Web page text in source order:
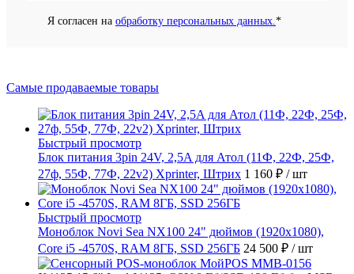
Я согласен на обработку персональных данных.*
Самые продаваемые товары
Быстрый просмотр
Блок питания 3pin 24V, 2,5A для Атол (11Ф, 22Ф, 25Ф,
27ф, 55Ф, 77Ф, 22v2) Xprinter, Штрих 1 160 ₽ / шт
Быстрый просмотр
Моноблок Novi Sea NX100 24" дюймов (1920x1080),
Core i5 -4570S, RAM 8ГБ, SSD 256ГБ 24 500 ₽ / шт